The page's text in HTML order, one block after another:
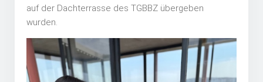
auf der Dachterrasse des TGBBZ übergeben
wurden.